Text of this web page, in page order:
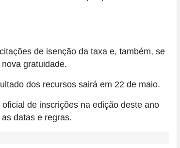
de isenção da taxa e, também, se
gratuidade.
dos recursos sairá em 22 de maio.
de inscrições na edição deste ano
datas e regras.